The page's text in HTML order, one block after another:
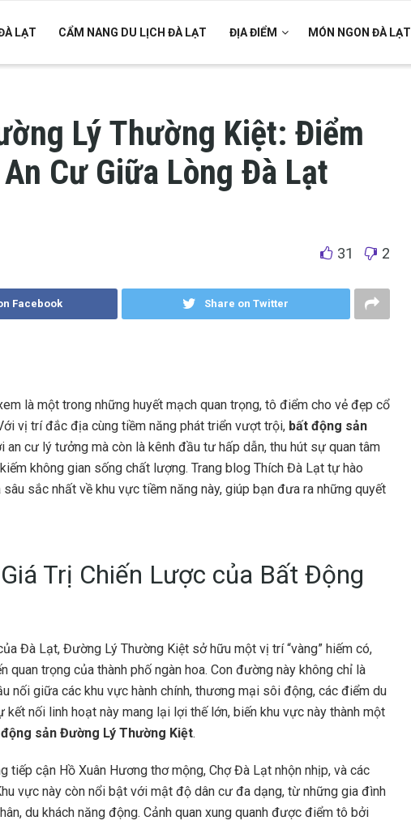
LẠT CẨM NANG DU LỊCH ĐÀ LẠT ĐỊA ĐIỂM MÓN NGON ĐÀ LẠT
Lý Thường Kiệt: Điểm
Cư Giữa Lòng Đà Lạt
31 2
Facebook Share on Twitter
là một trong những huyết mạch quan trọng, tô điểm cho vẻ đẹp cổ
vị trí đắc địa cùng tiềm năng phát triển vượt trội, bất động sản
an cư lý tưởng mà còn là kênh đầu tư hấp dẫn, thu hút sự quan tâm
không gian sống chất lượng. Trang blog Thích Đà Lạt tự hào
sắc nhất về khu vực tiềm năng này, giúp bạn đưa ra những quyết
Trị Chiến Lược của Bất Động
Đà Lạt, Đường Lý Thường Kiệt sở hữu một vị trí “vàng” hiếm có,
quan trọng của thành phố ngàn hoa. Con đường này không chỉ là
nối giữa các khu vực hành chính, thương mại sôi động, các điểm du
kết nối linh hoạt này mang lại lợi thế lớn, biến khu vực này thành một
động sản Đường Lý Thường Kiệt.
cận Hồ Xuân Hương thơ mộng, Chợ Đà Lạt nhộn nhịp, và các
vực này còn nổi bật với mật độ dân cư đa dạng, từ những gia đình
du khách năng động. Cảnh quan xung quanh được điểm tô bởi